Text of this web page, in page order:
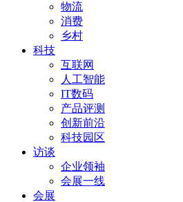
物流
消费
乡村
科技
互联网
人工智能
IT数码
产品评测
创新前沿
科技园区
访谈
企业领袖
会展一线
会展